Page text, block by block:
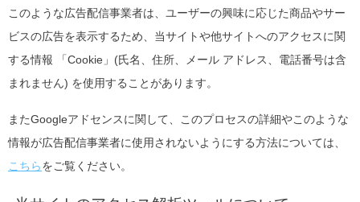
このような広告配信事業者は、ユーザーの興味に応じた商品やサー
ビスの広告を表示するため、当サイトや他サイトへのアクセスに関
する情報 「Cookie」(氏名、住所、メール アドレス、電話番号は含
まれません) を使用することがあります。
またGoogleアドセンスに関して、このプロセスの詳細やこのような
情報が広告配信事業者に使用されないようにする方法については、
こちらをご覧ください。